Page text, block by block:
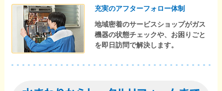
充実のアフターフォロー体制
地域密着のサービスショップがガス
機器の状態チェックや、お困りごと
を即日訪問で解決します。